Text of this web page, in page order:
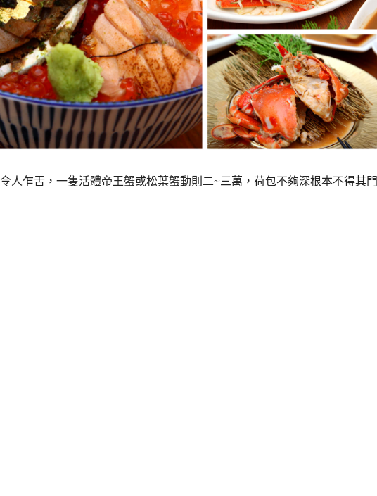
人乍舌，一隻活體帝王蟹或松葉蟹動則二~三萬，荷包不夠深根本不得其門